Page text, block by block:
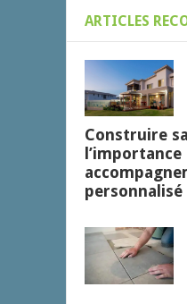
ARTICLES
Construire
l’importance
personnalisé